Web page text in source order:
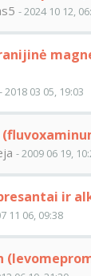
- 2024 10 12,
- 2018 03 05, 19:03
- 2009 06 19,
ir
11 06, 09:38